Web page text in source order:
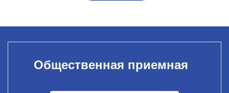
Общественная приемная